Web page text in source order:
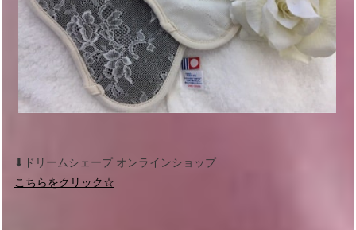
⬇︎ドリームシェープ オンラインショップ
こちらをクリック☆